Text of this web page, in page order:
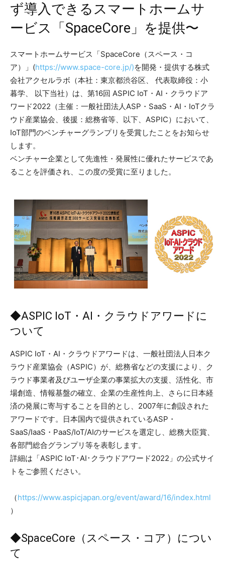
ず導入できるスマートホームサ
ービス「SpaceCore」を提供〜
スマートホームサービス「SpaceCore（スペース・コ
ア）」(https://www.space-core.jp/)を開発・提供する株式
会社アクセルラボ（本社：東京都渋谷区、 代表取締役：小
暮学、 以下当社）は、第16回 ASPIC IoT・AI・クラウドア
ワード2022（主催：一般社団法人ASP・SaaS・AI・IoTクラ
ウド産業協会、後援：総務省等、以下、ASPIC）において、
IoT部門のベンチャーグランプリを受賞したことをお知らせ
します。
ベンチャー企業として先進性・発展性に優れたサービスであ
ることを評価され、この度の受賞に至りました。
◆ASPIC IoT・AI・クラウドアワードに
ついて
ASPIC IoT・AI・クラウドアワードは、一般社団法人日本ク
ラウド産業協会（ASPIC）が、総務省などの支援により、ク
ラウド事業者及びユーザ企業の事業拡大の支援、活性化、市
場創造、情報基盤の確立、企業の生産性向上、さらに日本経
済の発展に寄与することを目的とし、2007年に創設された
アワードです。日本国内で提供されているASP・
SaaS/IaaS・PaaS/IoT/AIのサービスを選定し、総務大臣賞、
各部門総合グランプリ等を表彰します。
詳細は「ASPIC IoT･AI･クラウドアワード2022」の公式サイ
トをご参照ください。
（https://www.aspicjapan.org/event/award/16/index.html
）
◆SpaceCore（スペース・コア）につい
て